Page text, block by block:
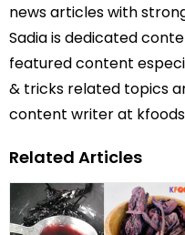
news articles with
Sadia is dedicated
featured content
& tricks related topics
content writer at
Related Articles